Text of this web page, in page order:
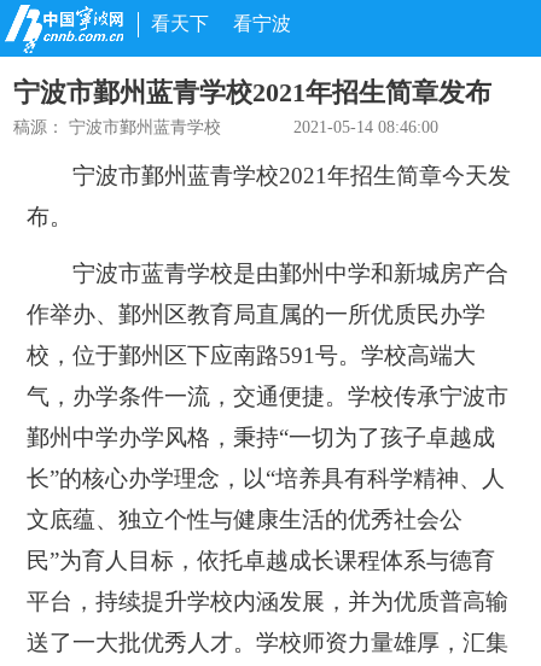
看天下 看宁波
宁波市鄞州蓝青学校2021年招生简章发布
稿源：宁波市鄞州蓝青学校 2021-05-14 08:46:00
宁波市鄞州蓝青学校2021年招生简章今天发
布。
宁波市蓝青学校是由鄞州中学和新城房产合
作举办、鄞州区教育局直属的一所优质民办学
校，位于鄞州区下应南路591号。学校高端大
气，办学条件一流，交通便捷。学校传承宁波市
鄞州中学办学风格，秉持“一切为了孩子卓越成
长”的核心办学理念，以“培养具有科学精神、人
文底蕴、独立个性与健康生活的优秀社会公
民”为育人目标，依托卓越成长课程体系与德育
平台，持续提升学校内涵发展，并为优质普高输
送了一大批优秀人才。学校师资力量雄厚，汇集